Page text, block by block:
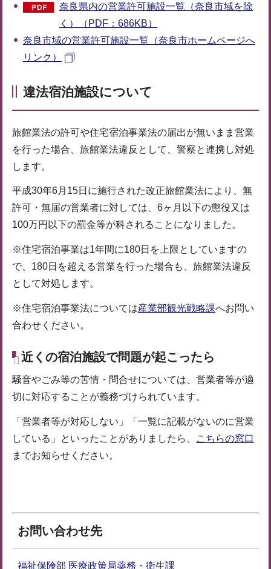
奈良県内の営業許可施設一覧（奈良市域を除
く）（PDF：686KB）
奈良市域の営業許可施設一覧（奈良市ホームページへ
リンク）
違法宿泊施設について
旅館業法の許可や住宅宿泊事業法の届出が無いまま営業
を行った場合、旅館業法違反として、警察と連携し対処
します。
平成30年6月15日に施行された改正旅館業法により、無
許可・無届の営業者に対しては、6ヶ月以下の懲役又は
100万円以下の罰金等が科されることになりました。
※住宅宿泊事業は1年間に180日を上限としていますの
で、180日を超える営業を行った場合も、旅館業法違反
として対処します。
※住宅宿泊事業法については産業部観光戦略課へお問い
合わせください。
近くの宿泊施設で問題が起こったら
騒音やごみ等の苦情・問合せについては、営業者等が適
切に対応することが義務づけられています。
「営業者等が対応しない」「一覧に記載がないのに営業
している」といったことがありましたら、
こちらの窓口
までお知らせください。
お問い合わせ先
福祉保険部 医療政策局薬務・衛生課